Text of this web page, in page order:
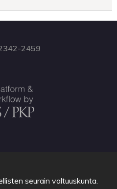
2459
seurain valtuuskunta.